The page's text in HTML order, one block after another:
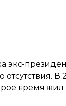
отсутствия. В
время жил